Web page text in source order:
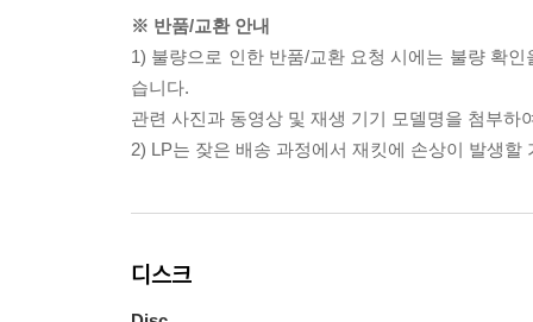
※ 반품/교환 안내
1) 불량으로 인한 반품/교환 요청 시에는 불량 확
습니다.
관련 사진과 동영상 및 재생 기기 모델명을 첨부하
2) LP는 잦은 배송 과정에서 재킷에 손상이 발생
디스크